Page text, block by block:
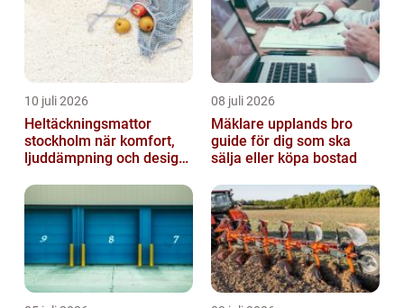
10 juli 2026
Heltäckningsmattor
stockholm när komfort,
ljuddämpning och design
08 juli 2026
Mäklare upplands bro
guide för dig som ska
sälja eller köpa bostad